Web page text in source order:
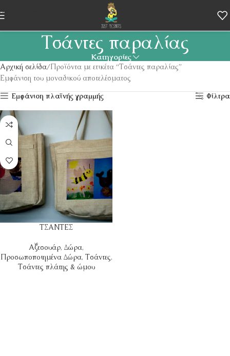
Skip to navigation
Skip to main content
Τσάντες παραλίας
Κατηγορίες
Αρχική σελίδα Προϊόντα με ετικέτα “Τσάντες παραλίας”
Εμφάνιση του μοναδικού αποτελέσματος
Εμφάνιση πλαϊνής γραμμής
Φίλτρα
ΤΣΑΝΤΕΣ
Αξεσουάρ, Δώρα,
Προσωποποιημένα Δώρα, Τσάντες,
Τσάντες πλάτης & ώμου